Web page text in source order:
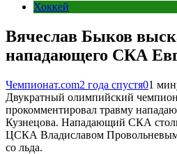
Хоккей
Вячеслав Быков
нападающего СКА
Чемпионат.com2 года спустя01
Двукратный олимпийский
прокомментировал травму
Кузнецова. Нападающий СКА
ЦСКА Владиславом Провольневым
со льда.